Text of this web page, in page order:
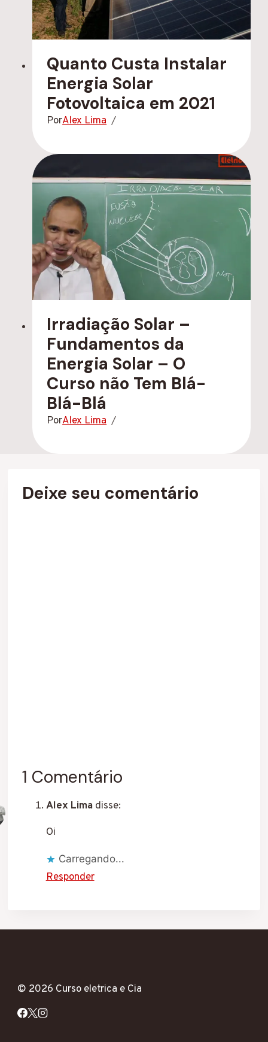
Quanto Custa Instalar
Energia Solar
Fotovoltaica em 2021
PorAlex Lima
Irradiação Solar –
Fundamentos da
Energia Solar – O
Curso não Tem Blá-
Blá-Blá
PorAlex Lima
Deixe seu comentário
1 Comentário
Alex Lima disse:
Oi
Carregando...
Responder
© 2026 Curso eletrica e Cia